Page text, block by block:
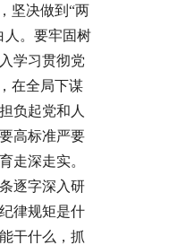
坚决做到“两
人。要牢固树
学习贯彻党
在全局下谋
负起党和人
要高标准严要
走深走实。
逐字深入研
律规矩是什
干什么，抓